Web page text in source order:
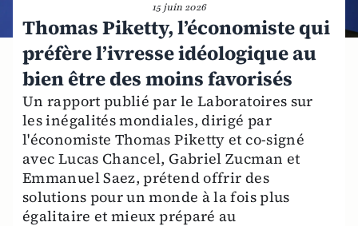
15 juin 2026
Thomas Piketty, l’économiste qui
préfère l’ivresse idéologique au
bien être des moins favorisés
Un rapport publié par le Laboratoires sur
les inégalités mondiales, dirigé par
l'économiste Thomas Piketty et co-signé
avec Lucas Chancel, Gabriel Zucman et
Emmanuel Saez, prétend offrir des
solutions pour un monde à la fois plus
égalitaire et mieux préparé au